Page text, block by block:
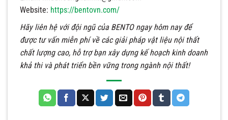
Website: https://bentovn.com/
Hãy liên hệ với đội ngũ của BENTO ngay hôm nay để
được tư vấn miễn phí về các giải pháp vật liệu nội thất
chất lượng cao, hỗ trợ bạn xây dựng kế hoạch kinh doanh
khả thi và phát triển bền vững trong ngành nội thất!